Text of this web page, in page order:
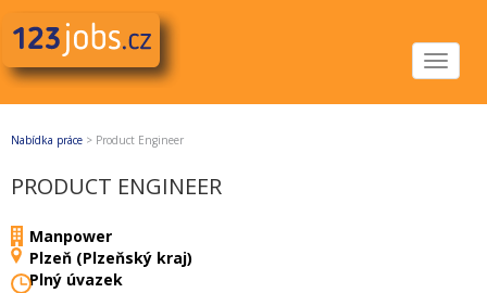
Toggle
Nabídka práce > Product Engineer
PRODUCT ENGINEER
Manpower
Plzeň (Plzeňský kraj)
Plný úvazek